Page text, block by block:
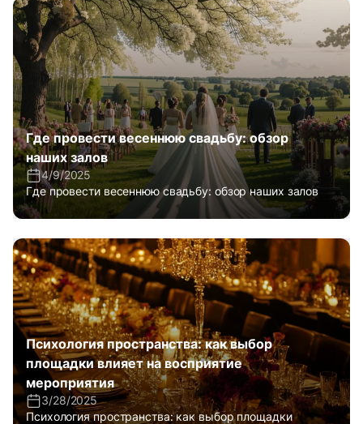
Где провести весеннюю свадьбу: обзор
наших залов
4/9/2025
Где провести весеннюю свадьбу: обзор наших залов
Психология пространства: как выбор
площадки влияет на восприятие
мероприятия
3/28/2025
Психология пространства: как выбор площадки